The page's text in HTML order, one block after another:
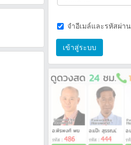
จำอีเมล์และรหัสผ่าน
เข้าสู่ระบบ